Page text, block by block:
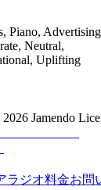
Piano,
Neutral,
Uplifting
2026 Jamendo
ラジオ料金お問